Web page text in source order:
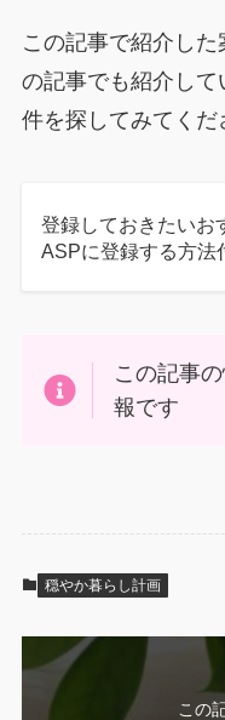
この記事で紹介し
の記事でも紹介し
件を探してみてくだ
登録しておきたいお
ASPに登録する方法
この記事
報です
穏やか暮らし計画
この